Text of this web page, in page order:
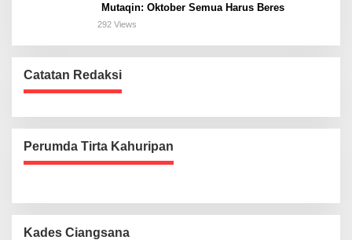
Mutaqin: Oktober Semua Harus Beres
292 Views
Catatan Redaksi
Perumda Tirta Kahuripan
Kades Ciangsana